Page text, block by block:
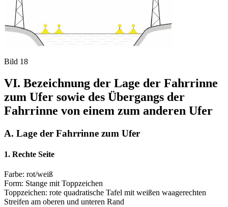
Bild 18
VI. Bezeichnung der Lage der Fahrrinne
zum Ufer sowie des Übergangs der
Fahrrinne von einem zum anderen Ufer
A. Lage der Fahrrinne zum Ufer
1. Rechte Seite
Farbe: rot/weiß
Form: Stange mit Toppzeichen
Toppzeichen: rote quadratische Tafel mit weißen waagerechten
Streifen am oberen und unteren Rand